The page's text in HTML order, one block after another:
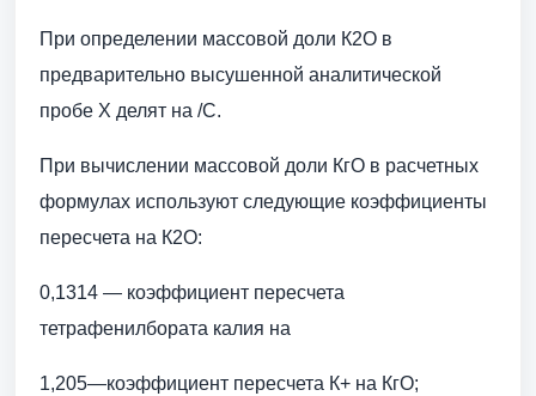
При определении массовой доли К2О в
предварительно высушенной аналитической
пробе X делят на /С.
При вычислении массовой доли КгО в расчетных
формулах используют следующие коэффициенты
пересчета на К2О:
0,1314 — коэффициент пересчета
тетрафенилбората калия на
1,205—коэффициент пересчета К+ на КгО;